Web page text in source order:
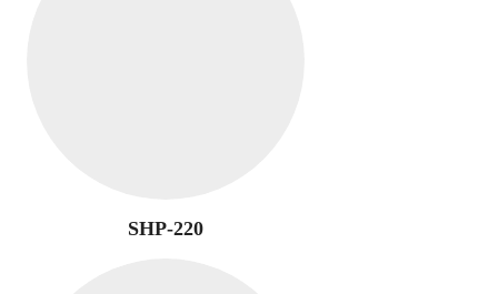
SHP-220